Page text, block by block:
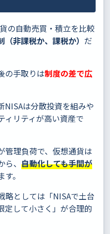
の自動売買・積立を比較
（非課税か、課税か） だ
の手取りは制度の差で広
NISAは分散投資を組みや
ィリティが高い資産で
管理負荷で、仮想通貨は
、 自動化しても手間が
。
略としては「NISAで土台
定して小さく」が合理的